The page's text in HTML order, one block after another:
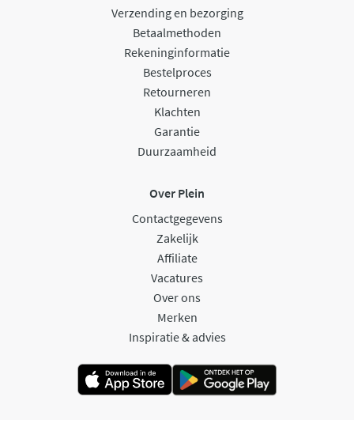
Verzending en bezorging
Betaalmethoden
Rekeninginformatie
Bestelproces
Retourneren
Klachten
Garantie
Duurzaamheid
Over Plein
Contactgegevens
Zakelijk
Affiliate
Vacatures
Over ons
Merken
Inspiratie & advies